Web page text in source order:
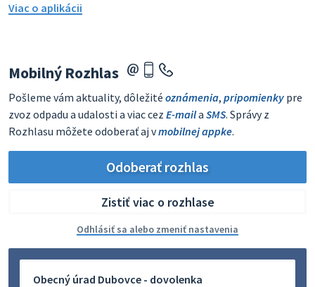
Viac o aplikácii
Mobilný Rozhlas
Pošleme vám aktuality, dôležité oznámenia, pripomienky pre
zvoz odpadu a udalosti a viac cez E-maila SMS. Správy z
Rozhlasu môžete odoberať aj vmobilnej appke.
Odoberať rozhlas
Zistiť viac o rozhlase
Odhlásiť sa alebo zmeniť nastavenia
Obecný úrad Dubovce - dovolenka